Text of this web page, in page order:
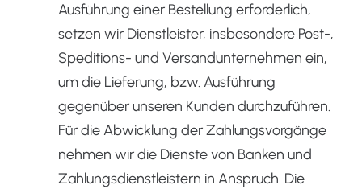
Ausführung einer Bestellung erforderlich,
setzen wir Dienstleister, insbesondere Post-,
Speditions- und Versandunternehmen ein,
um die Lieferung, bzw. Ausführung
gegenüber unseren Kunden durchzuführen.
Für die Abwicklung der Zahlungsvorgänge
nehmen wir die Dienste von Banken und
Zahlungsdienstleistern in Anspruch. Die